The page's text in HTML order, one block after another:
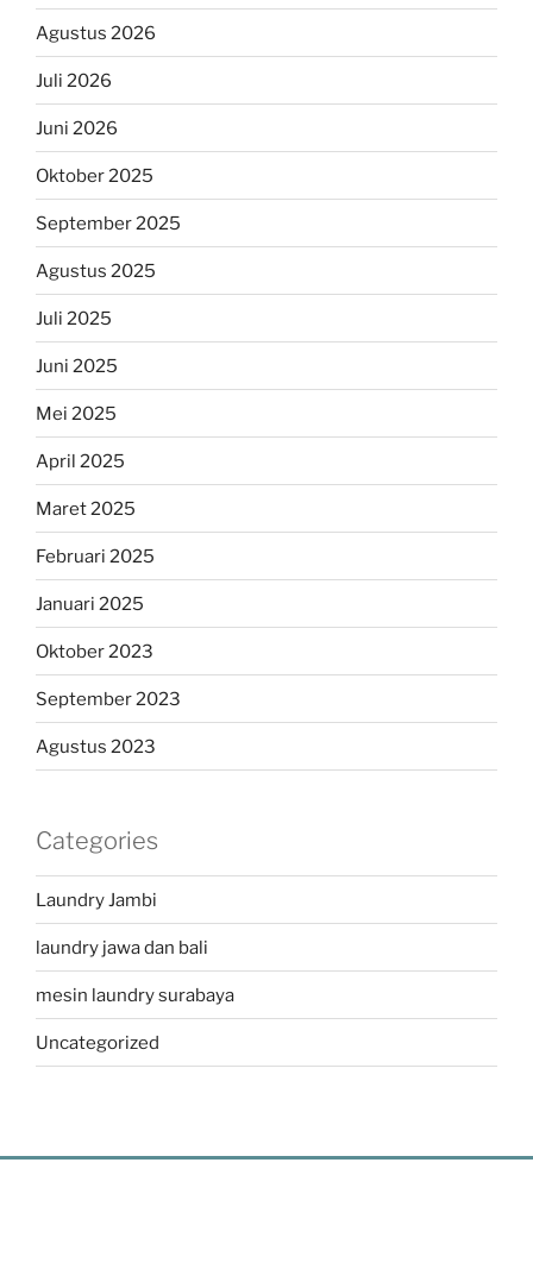
Agustus 2026
Juli 2026
Juni 2026
Oktober 2025
September 2025
Agustus 2025
Juli 2025
Juni 2025
Mei 2025
April 2025
Maret 2025
Februari 2025
Januari 2025
Oktober 2023
September 2023
Agustus 2023
Categories
Laundry Jambi
laundry jawa dan bali
mesin laundry surabaya
Uncategorized